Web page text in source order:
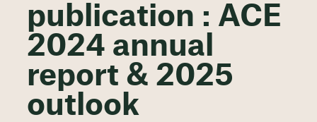
publication : ACE
2024 annual
report & 2025
outlook